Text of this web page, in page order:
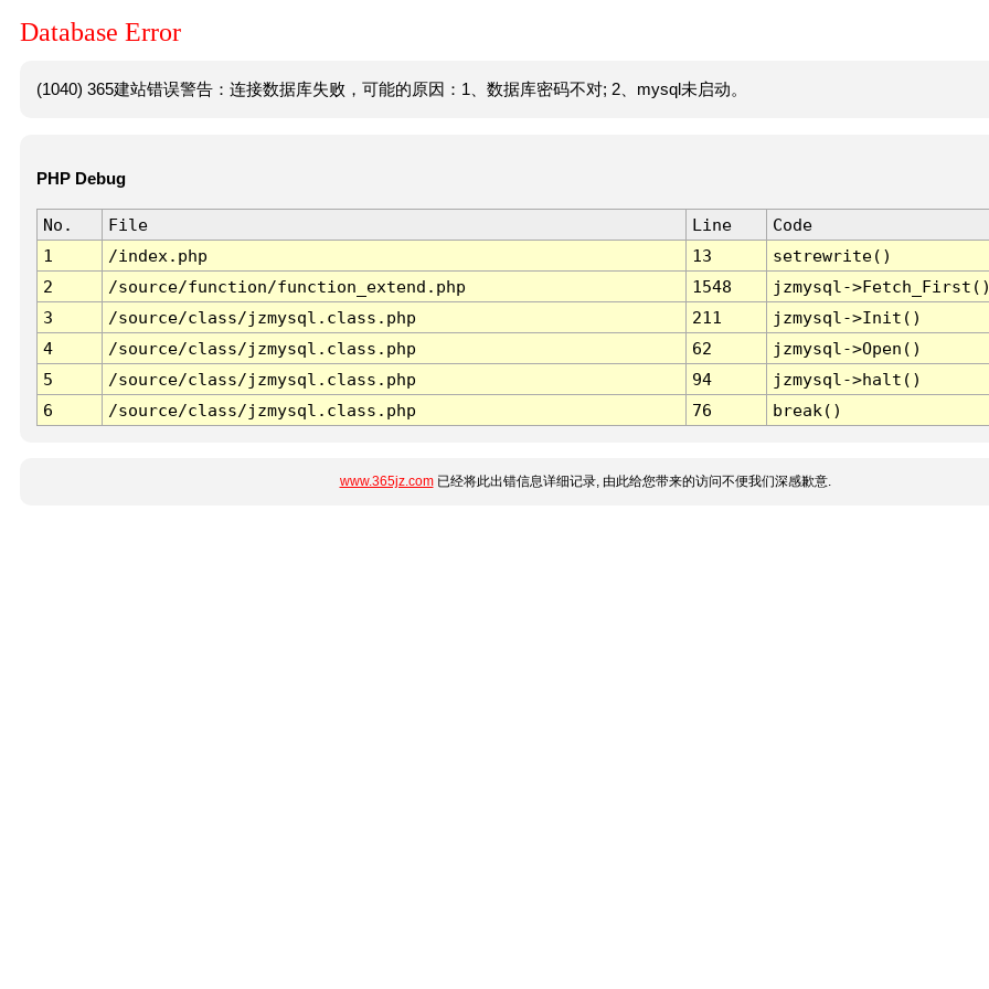
Database Error
(1040) 365建站错误警告：连接数据库失败，可能的原因：1、数据库密码不对; 2、mysql未启动。
PHP Debug
No. File Line
Code
1
/index.php 13
setrewrite()
2
/source/function/function_extend.php 1548
jzmysql-
3
/source/class/jzmysql.class.php 211
jzmysql->Init()
4
/source/class/jzmysql.class.php 62
jzmysql->Open()
5
/source/class/jzmysql.class.php 94
jzmysql->halt()
6
/source/class/jzmysql.class.php 76 break()
www.365jz.com已经将此出错信息详细记录, 由此给您带来的访问不便我们深感歉意.